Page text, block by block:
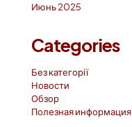
Июнь 2025
Categories
Без категорії
Новости
Обзор
Полезная информация